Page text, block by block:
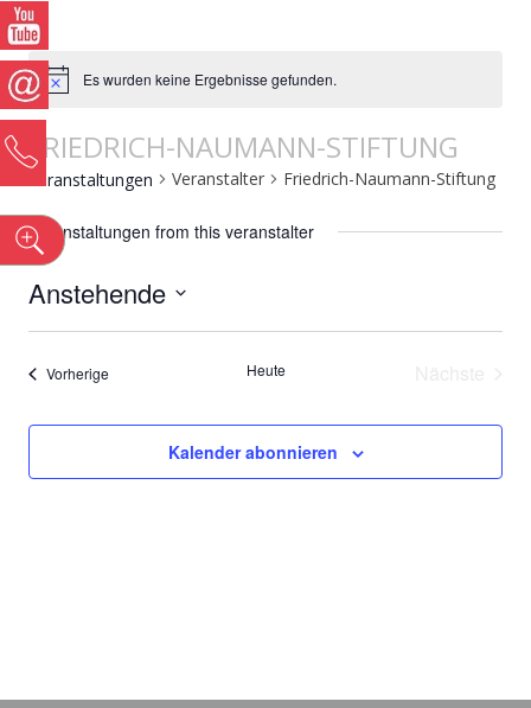
Es wurden keine Ergebnisse gefunden.
FRIEDRICH-NAUMANN-STIFTUNG
Veranstaltungen Veranstalter Friedrich-Naumann-Stiftung
Veranstaltungen from this veranstalter
Anstehende
Datum
Vorherige Heute
Kalender abonnieren